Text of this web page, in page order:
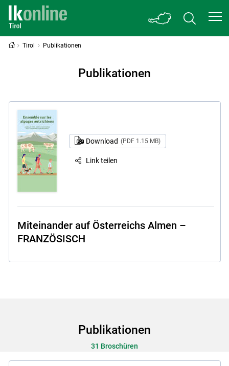
Tirol Publikationen
Publikationen
Download (PDF 1.15 MB)
Link teilen
Miteinander auf Österreichs Almen –
FRANZÖSISCH
Publikationen
31 Broschüren